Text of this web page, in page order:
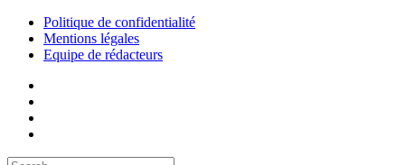
Politique de confidentialité
Mentions légales
Equipe de rédacteurs